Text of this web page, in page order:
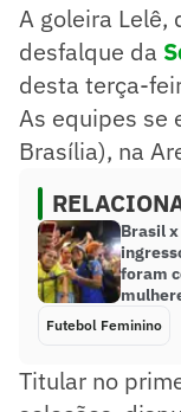
A goleira Lelê,
desfalque da
desta terça-
As equipes se
Brasília), na
Brasil
foram
Futebol Feminino
Titular no